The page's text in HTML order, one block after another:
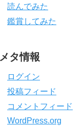
読んでみた
鑑賞してみた
メタ情報
ログイン
投稿フィード
コメントフィード
WordPress.org